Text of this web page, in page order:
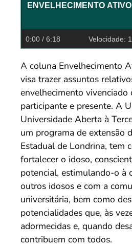
ENVELHECIMENTO
0:00 / 6:18 Velocidade:
A coluna Envelhecimento
visa trazer assuntos
envelhecimento vivenciado
participante e presente. A
Universidade Aberta à
um programa de extensão
Estadual de Londrina, tem
fortalecer o idoso,
potencial, estimulando-o à
outros idosos e com a
universitária, bem como
potencialidades que, às
adormecidas e, quando
contribuem com todos.